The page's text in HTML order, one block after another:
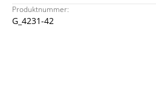
Produktnummer:
G_4231-42